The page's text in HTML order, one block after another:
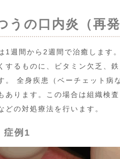
うの口内炎（再
1週間から2週間で治癒します
するものに、ビタミン欠乏、
。 全身疾患（ベーチェット病
あります。この場合は組織検
どの対処療法を行います。
症例1